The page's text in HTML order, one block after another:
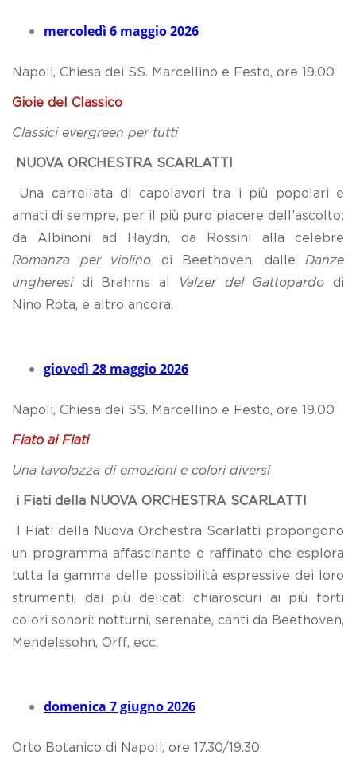
mercoledì 6 maggio 2026
Napoli, Chiesa dei SS. Marcellino e Festo, ore 19.00
Gioie del Classico
Classici evergreen per tutti
NUOVA ORCHESTRA SCARLATTI
Una carrellata di capolavori tra i più popolari e
amati di sempre, per il più puro piacere dell’ascolto:
da Albinoni ad Haydn, da Rossini alla celebre
Romanza per violino di Beethoven, dalle Danze
ungheresi di Brahms al Valzer del Gattopardo di
Nino Rota, e altro ancora.
giovedì 28 maggio 2026
Napoli, Chiesa dei SS. Marcellino e Festo, ore 19.00
Fiato ai Fiati
Una tavolozza di emozioni e colori diversi
i Fiati della NUOVA ORCHESTRA SCARLATTI
I Fiati della Nuova Orchestra Scarlatti propongono
un programma affascinante e raffinato che esplora
tutta la gamma delle possibilità espressive dei loro
strumenti, dai più delicati chiaroscuri ai più forti
colori sonori: notturni, serenate, canti da Beethoven,
Mendelssohn, Orff, ecc.
domenica 7 giugno 2026
Orto Botanico di Napoli, ore 17.30/19.30